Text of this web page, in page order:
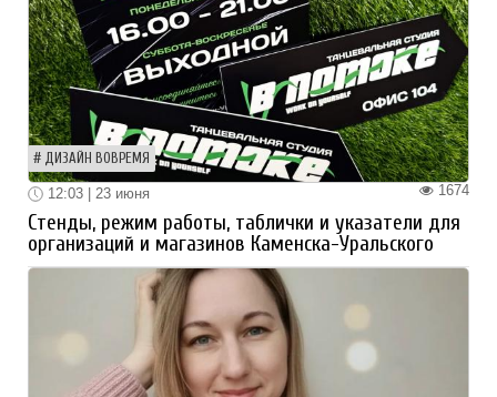
ДИЗАЙН ВОВРЕМЯ
1674
12:03 | 23 июня
Стенды, режим работы, таблички и указатели для
организаций и магазинов Каменска-Уральского